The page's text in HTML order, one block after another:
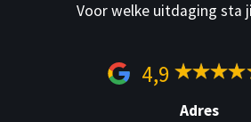
Voor welke uitdaging sta
4,9
Adres